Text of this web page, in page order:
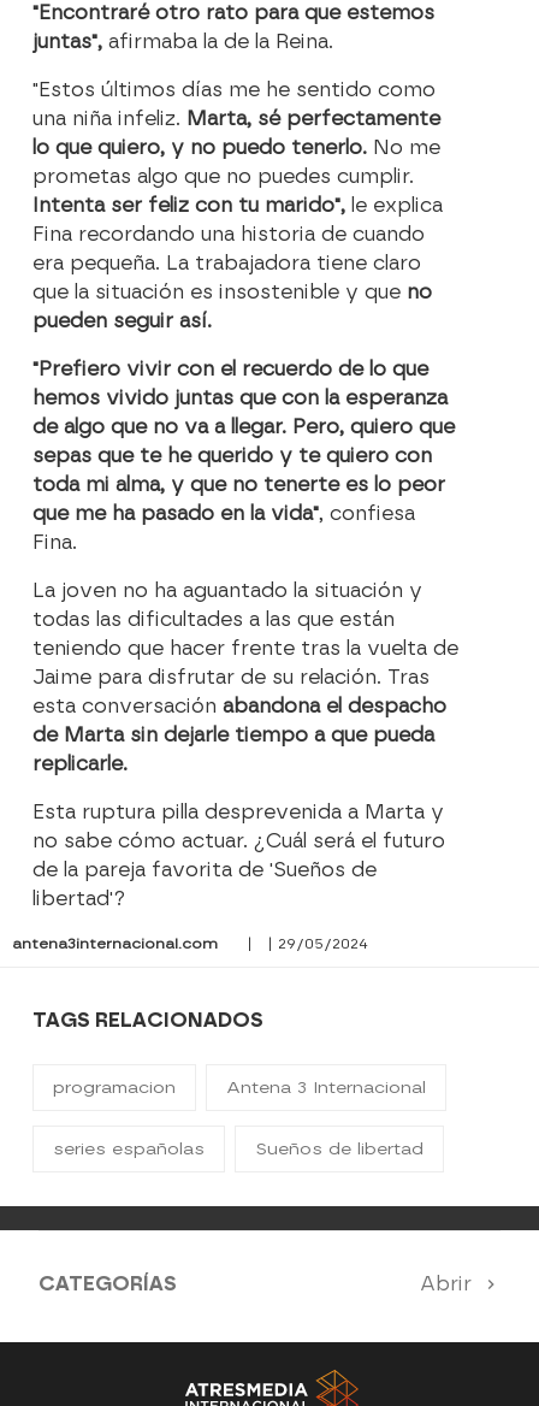
"Encontraré otro rato para que estemos
juntas",afirmaba la de la Reina.
"Estos últimos días me he sentido como
una niña infeliz. Marta, sé perfectamente
lo que quiero, y no puedo tenerlo. No me
prometas algo que no puedes cumplir.
Intenta ser feliz con tu marido", le explica
Fina recordando una historia de cuando
era pequeña. La trabajadora tiene claro
que la situación es insostenible y que no
pueden seguir así.
"Prefiero vivir con el recuerdo de lo que
hemos vivido juntas que con la esperanza
de algo que no va a llegar. Pero, quiero que
sepas que te he querido y te quiero con
toda mi alma, y que no tenerte es lo peor
que me ha pasado en la vida", confiesa
Fina.
La joven no ha aguantado la situación y
todas las dificultades a las que están
teniendo que hacer frente tras la vuelta de
Jaime para disfrutar de su relación. Tras
esta conversación abandona el despacho
de Marta sin dejarle tiempo a que pueda
replicarle.
Esta ruptura pilla desprevenida a Marta y
no sabe cómo actuar. ¿Cuál será el futuro
de la pareja favorita de 'Sueños de
libertad'?
antena3internacional.com | | 29/05/2024
TAGS RELACIONADOS
programacion Antena 3 Internacional
series españolas Sueños de libertad
CATEGORÍAS Abrir
Antena 3 Noticias El Hormiguero